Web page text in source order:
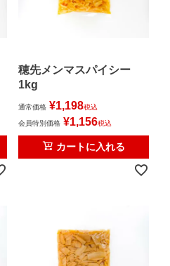
穂先メンマスパイシー
1kg
通常価格 ¥1,198税込
会員特別価格 ¥1,156税込
カートに入れる